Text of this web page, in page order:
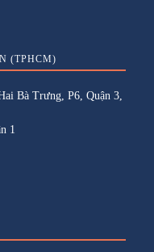
(TPHCM)
Bà Trưng, P6, Quận 3,
1